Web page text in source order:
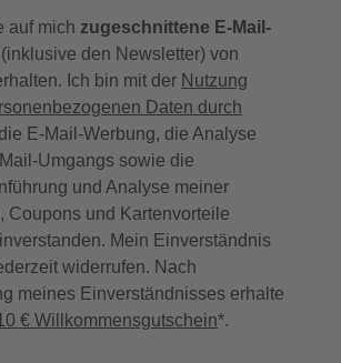
auf mich zugeschnittene E-Mail-
(inklusive den Newsletter) von
Ich bin mit der Nutzung
Daten durch
E-Mail-Werbung, die Analyse
Umgangs sowie die
und Analyse meiner
Coupons und Kartenvorteile
Mein Einverständnis
widerrufen. Nach
meines Einverständnisses erhalte
€ Willkommensgutschein*.